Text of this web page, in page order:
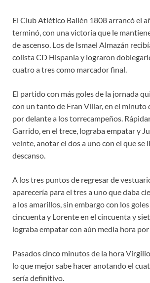
El Club Atlético Bailén 1808 arrancó el
terminó, con una victoria que le
de ascenso. Los de Ismael Almazán
colista CD Hispania y lograron
cuatro a tres como marcador final.
El partido con más goles de la jornada
con un tanto de Fran Villar, en el minuto
por delante a los torrecampeños.
Garrido, en el trece, lograba empatar y
veinte, anotar el dos a uno con el que se
descanso.
A los tres puntos de regresar de
aparecería para el tres a uno que daba
a los amarillos, sin embargo con los
cincuenta y Lorente en el cincuenta y
lograba empatar con aún media hora
Pasados cinco minutos de la hora
lo que mejor sabe hacer anotando el
sería definitivo.